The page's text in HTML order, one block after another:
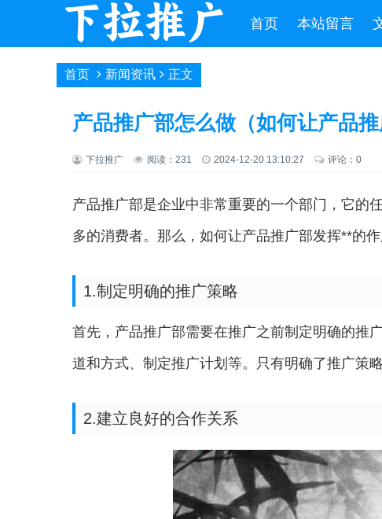
首页 本站留言
首页 新闻资讯 正文
产品推广部怎么做（如何让产品推
下拉推广 阅读：231 2024-12-20 13:10:27 评论：0
产品推广部是企业中非常重要的一个部门，它的
多的消费者。那么，如何让产品推广部发挥**的作
1.制定明确的推广策略
首先，产品推广部需要在推广之前制定明确的推
道和方式、制定推广计划等。只有明确了推广策
2.建立良好的合作关系